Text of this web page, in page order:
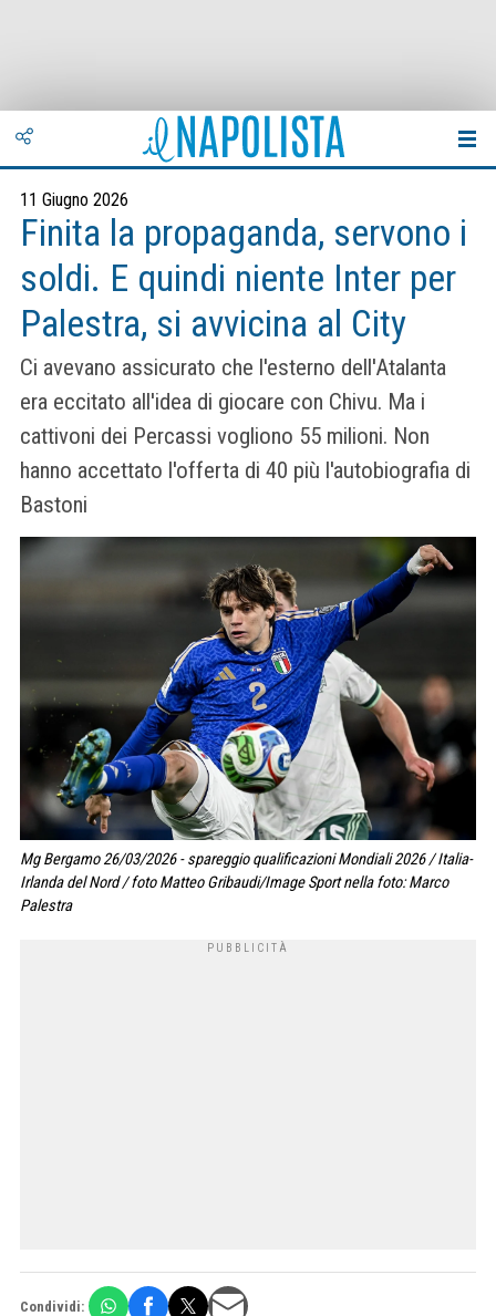
11 Giugno 2026
Finita la propaganda, servono i
soldi. E quindi niente Inter per
Palestra, si avvicina al City
Ci avevano assicurato che l'esterno dell'Atalanta
era eccitato all'idea di giocare con Chivu. Ma i
cattivoni dei Percassi vogliono 55 milioni. Non
hanno accettato l'offerta di 40 più l'autobiografia di
Bastoni
Mg Bergamo 26/03/2026 - spareggio qualificazioni Mondiali 2026 / Italia-
Irlanda del Nord / foto Matteo Gribaudi/Image Sport nella foto: Marco
Palestra
Condividi: